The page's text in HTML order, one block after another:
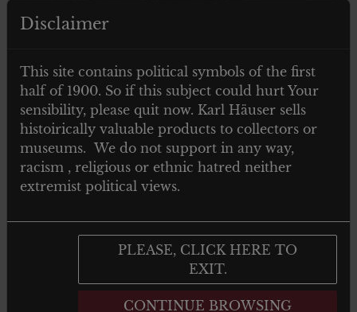
4 kompanie aufklaerungs regiment 6 –
Dog Tag
Read more
Disclaimer
This site contains political symbols of the first
half of 1900. So if this subject could hurt Your
sensibility, please quit now. Karl Häuser sells
histoirically valuable products to collectors or
museums. We do not support in any way,
racism , religious or ethnic hatred neither
extremist political views.
PLEASE, CLICK HERE TO
EXIT.
CONTINUE BROWSING